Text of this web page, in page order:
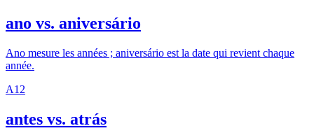
ano vs. aniversário
Ano mesure les années ; aniversário est la date qui revient chaque
année.
A1 2
antes vs. atrás